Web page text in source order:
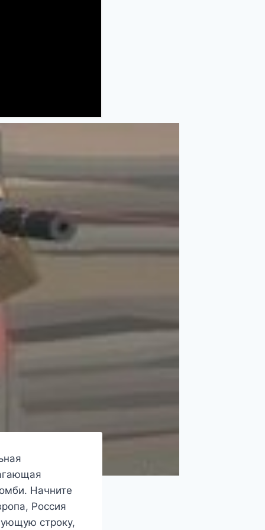
Начните
Россия
строку,